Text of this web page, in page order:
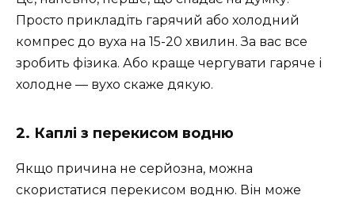
Просто прикладіть гарячий або холодний
компрес до вуха на 15-20 хвилин. За вас все
зробить фізика. Або краще чергувати гаряче і
холодне — вухо скаже дякую.
2. Каплі з перекисом водню
Якщо причина не серйозна, можна
скористатися перекисом водню. Він може